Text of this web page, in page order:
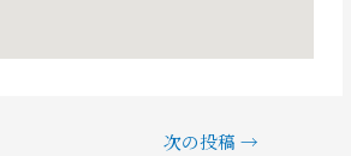
次の投稿→